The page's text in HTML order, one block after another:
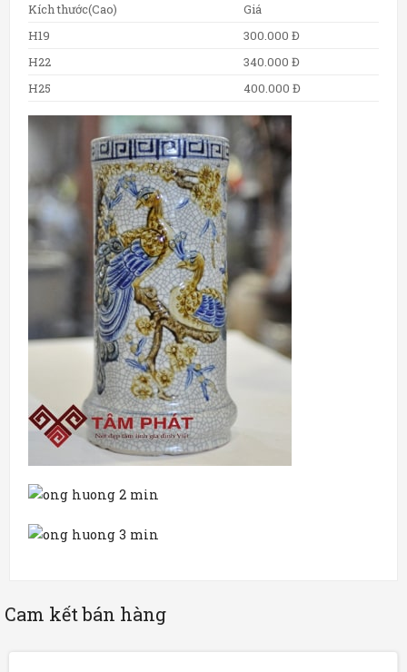
Kích thước(Cao)
Giá
H19
300.000 Đ
H22
340.000 Đ
H25
400.000 Đ
Cam kết bán hàng